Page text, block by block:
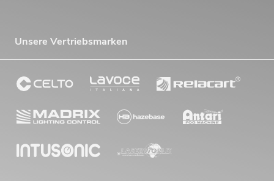
Unsere Vertriebsmarken